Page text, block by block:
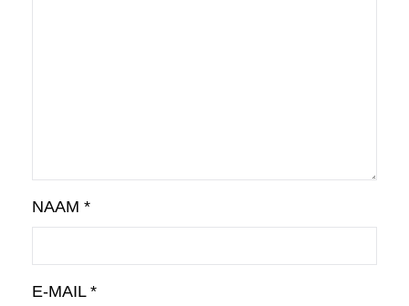
NAAM *
E-MAIL *